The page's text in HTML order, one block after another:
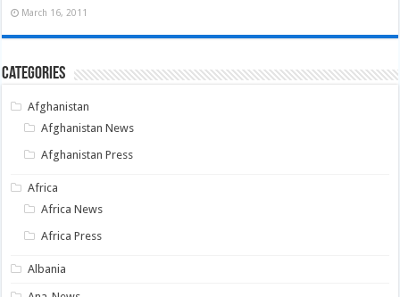
March 16, 2011
Categories
Afghanistan
Afghanistan News
Afghanistan Press
Africa
Africa News
Africa Press
Albania